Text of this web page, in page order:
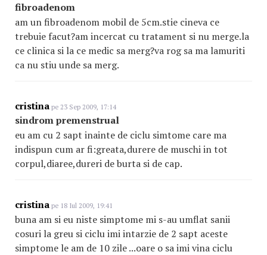
fibroadenom
am un fibroadenom mobil de 5cm.stie cineva ce
trebuie facut?am incercat cu tratament si nu merge.la
ce clinica si la ce medic sa merg?va rog sa ma lamuriti
ca nu stiu unde sa merg.
cristina pe 23 Sep 2009, 17:14
sindrom premenstrual
eu am cu 2 sapt inainte de ciclu simtome care ma
indispun cum ar fi:greata,durere de muschi in tot
corpul,diaree,dureri de burta si de cap.
cristina pe 18 Iul 2009, 19:41
buna am si eu niste simptome mi s-au umflat sanii
cosuri la greu si ciclu imi intarzie de 2 sapt aceste
simptome le am de 10 zile ...oare o sa imi vina ciclu